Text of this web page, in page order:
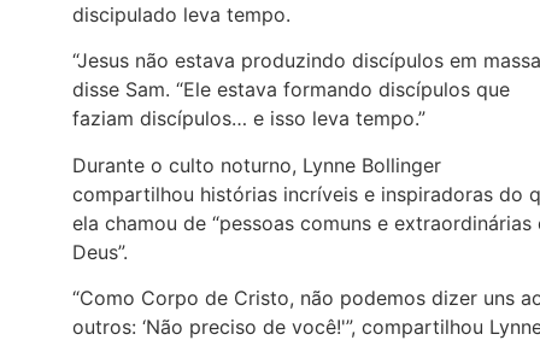
discipulado leva tempo.
“Jesus não estava produzindo discípulos em
disse Sam. “Ele estava formando discípulos que
faziam discípulos… e isso leva tempo.”
Durante o culto noturno, Lynne Bollinger
compartilhou histórias incríveis e inspiradoras do
ela chamou de “pessoas comuns e extraordinárias
Deus”.
“Como Corpo de Cristo, não podemos dizer uns
outros: ‘Não preciso de você!'”, compartilhou